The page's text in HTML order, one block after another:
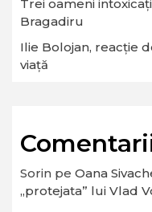
Trei oameni
Bragadiru
Ilie Bolojan, reacție
viață
Sorin pe Oana
„protejata” lui Vlad